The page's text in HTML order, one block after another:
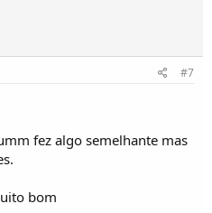
#7
fez algo semelhante mas
bom